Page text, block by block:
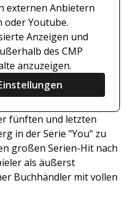
externen Anbietern
oder Youtube.
Anzeigen und
des CMP
anzuzeigen.
fünften und letzten
in der Serie "You" zu
großen Serien-Hit nach
als äußerst
Buchhändler mit vollen